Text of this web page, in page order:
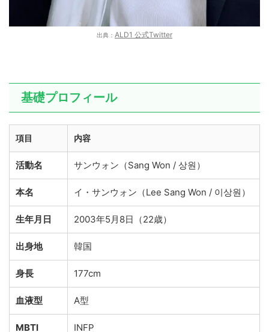
出典： ALD1 公式Twitter
基礎プロフィール
項目 内容
活動名 サンウォン（Sang Won / 상원）
本名 イ・サンウォン（Lee Sang Won / 이상원）
生年月日 2003年5月8日（22歳）
出身地 韓国
身長 177cm
血液型 A型
MBTI INFP